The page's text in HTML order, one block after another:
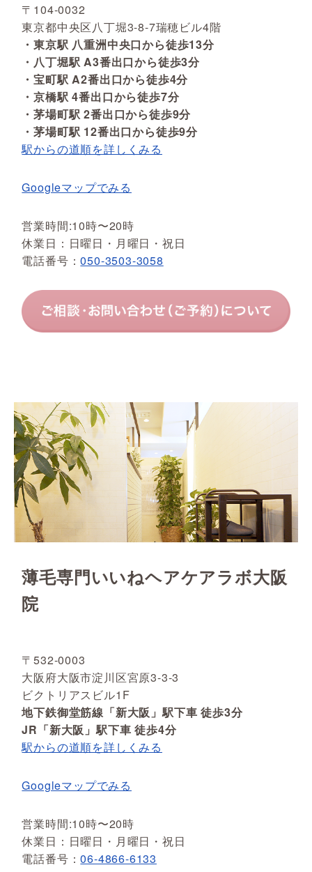
〒104-0032
東京都中央区八丁堀3-8-7瑞穂ビル4階
・東京駅 八重洲中央口から徒歩13分
・八丁堀駅 A3番出口から徒歩3分
・宝町駅 A2番出口から徒歩4分
・京橋駅 4番出口から徒歩7分
・茅場町駅 2番出口から徒歩9分
・茅場町駅 12番出口から徒歩9分
駅からの道順を詳しくみる
Googleマップでみる
営業時間:10時〜20時
休業日：日曜日・月曜日・祝日
電話番号：050-3503-3058
薄毛専門いいねヘアケアラボ大阪
院
〒532-0003
大阪府大阪市淀川区宮原3-3-3
ビクトリアスビル1F
地下鉄御堂筋線「新大阪」駅下車 徒歩3分
JR「新大阪」駅下車 徒歩4分
駅からの道順を詳しくみる
Googleマップでみる
営業時間:10時〜20時
休業日：日曜日・月曜日・祝日
電話番号：06-4866-6133